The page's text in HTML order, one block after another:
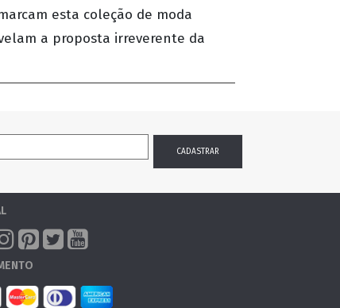
esta coleção de moda
a proposta irreverente da